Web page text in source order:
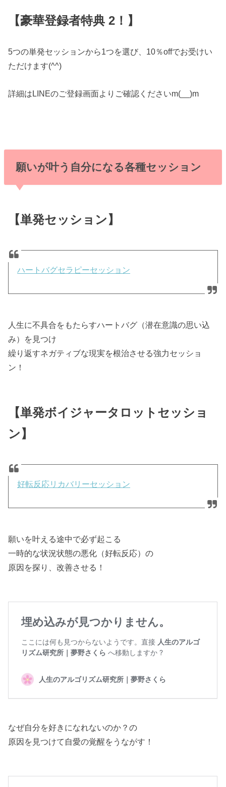
【豪華登録者特典 2！】
5つの単発セッションから1つを選び、10％offでお受けい
ただけます(^^)
詳細はLINEのご登録画面よりご確認くださいm(__)m
願いが叶う自分になる各種セッション
【単発セッション】
ハートバグセラピーセッション
人生に不具合をもたらすハートバグ（潜在意識の思い込
み）を見つけ
繰り返すネガティブな現実を根治させる強力セッショ
ン！
【単発ボイジャータロットセッショ
ン】
好転反応リカバリーセッション
願いを叶える途中で必ず起こる
一時的な状況状態の悪化（好転反応）の
原因を探り、改善させる！
なぜ自分を好きになれないのか？の
原因を見つけて自愛の覚醒をうながす！